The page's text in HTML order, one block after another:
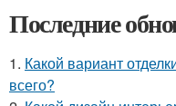
Последние
1. Какой вариант
всего?